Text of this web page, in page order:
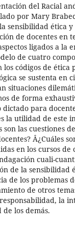
del Racial
por Mary
sensibilidad ética
de docentes en
ligados a la
de cuatro
los códigos de
se sustenta en
situaciones
de forma
dictado para
la utilidad de este
son las cuestiones
Â¿Cuáles
en los cursos
cuali-
de la
de los problemas
de otros
la
los demás.